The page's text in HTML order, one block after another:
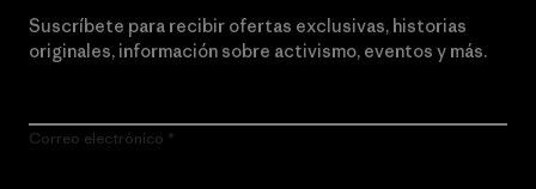
Suscríbete para recibir ofertas exclusivas, historias
originales, información sobre activismo, eventos y más.
Correo electrónico